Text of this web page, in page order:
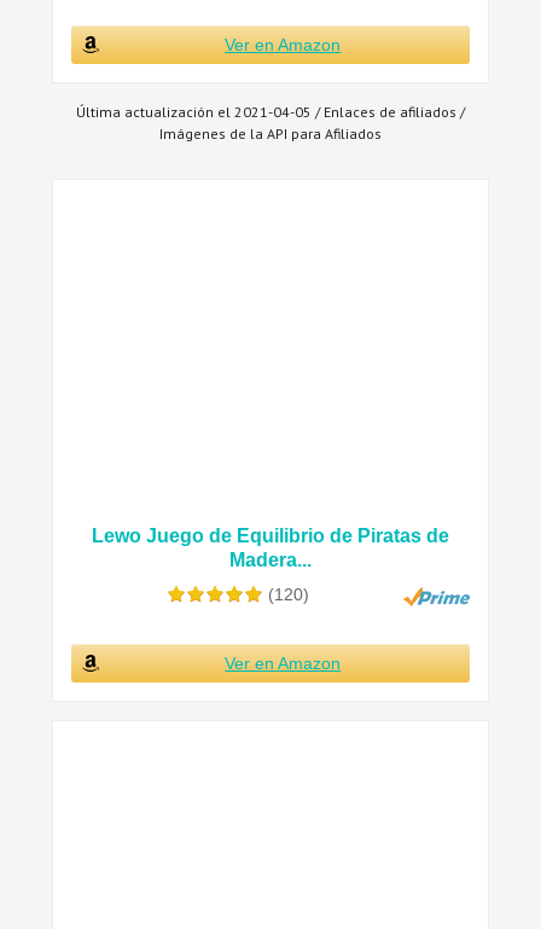
Ver en Amazon
Última actualización el 2021-04-05 / Enlaces de afiliados /
Imágenes de la API para Afiliados
Lewo Juego de Equilibrio de Piratas de
Madera...
(120)
Ver en Amazon